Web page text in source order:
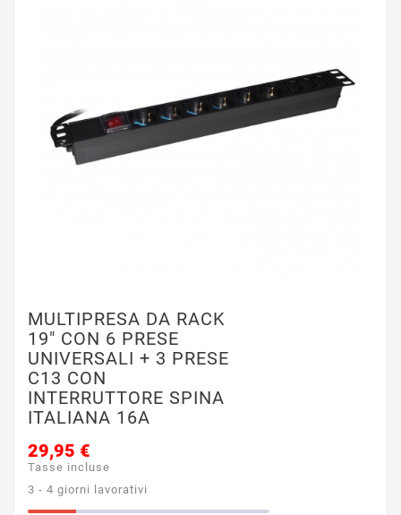
MULTIPRESA DA RACK
19" CON 6 PRESE
UNIVERSALI + 3 PRESE
C13 CON
INTERRUTTORE SPINA
ITALIANA 16A
29,95 €
Tasse incluse
3 - 4 giorni lavorativi